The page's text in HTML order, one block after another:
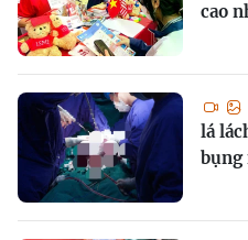
cao
lá
bụng